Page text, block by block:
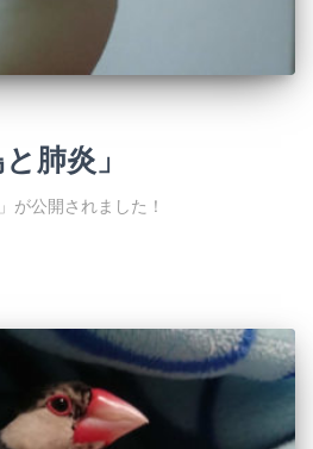
肺炎」
が公開されました！